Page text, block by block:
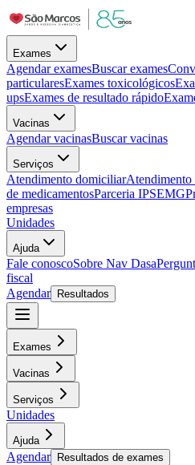
Exames
Agendar examesBuscar exames
particularesExames toxicológicos
upsExames de resultado rápido
Vacinas
Agendar vacinasBuscar vacinas
Serviços
Atendimento domiciliar
de medicamentosParceria IPSEMG
empresas
Unidades
Ajuda
Fale conoscoSobre Nav Dasa
fiscal
Agendar
Resultados
Exames
Vacinas
Serviços
Unidades
Ajuda
Agendar Resultados de exames